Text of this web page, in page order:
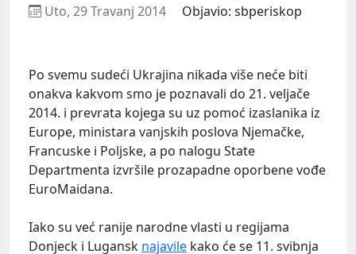
Uto, 29 Travanj 2014 Objavio: sbperiskop
Po svemu sudeći Ukrajina nikada više neće biti
onakva kakvom smo je poznavali do 21. veljače
2014. i prevrata kojega su uz pomoć izaslanika iz
Europe, ministara vanjskih poslova Njemačke,
Francuske i Poljske, a po nalogu State
Departmenta izvršile prozapadne oporbene vođe
EuroMaidana.
Iako su već ranije narodne vlasti u regijama
Donjeck i Lugansk najavile kako će se 11. svibnja